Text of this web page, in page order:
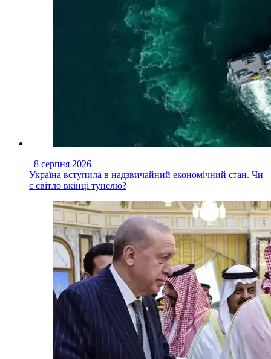
8 серпня 2026
Україна вступила в надзвичайний економічний стан. Чи
є світло вкінці тунелю?